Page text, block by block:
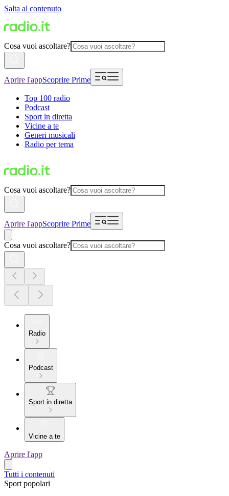
Salta al contenuto
Cosa vuoi ascoltare?
Aprire l'appScoprire Prime
Top 100 radio
Podcast
Sport in diretta
Vicine a te
Generi musicali
Radio per tema
Cosa vuoi ascoltare?
Aprire l'appScoprire Prime
Cosa vuoi ascoltare?
Radio
Podcast
Sport in diretta
Vicine a te
Aprire l'app
Tutti i contenuti
Sport popolari